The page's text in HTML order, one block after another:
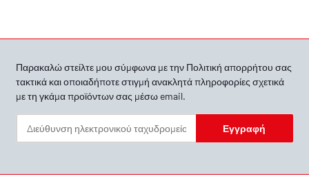
Παρακαλώ στείλτε μου σύμφωνα με την Πολιτική απορρήτου σας
τακτικά και οποιαδήποτε στιγμή ανακλητά πληροφορίες σχετικά
με τη γκάμα προϊόντων σας μέσω email.
Εγγραφή